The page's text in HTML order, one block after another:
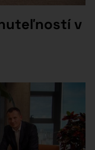
v